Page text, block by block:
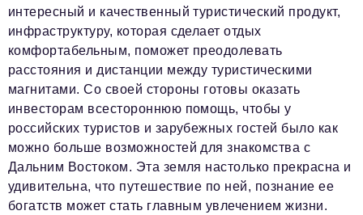
интересный и качественный туристический продукт,
инфраструктуру, которая сделает отдых
комфортабельным, поможет преодолевать
расстояния и дистанции между туристическими
магнитами. Со своей стороны готовы оказать
инвесторам всестороннюю помощь, чтобы у
российских туристов и зарубежных гостей было как
можно больше возможностей для знакомства с
Дальним Востоком. Эта земля настолько прекрасна и
удивительна, что путешествие по ней, познание ее
богатств может стать главным увлечением жизни.